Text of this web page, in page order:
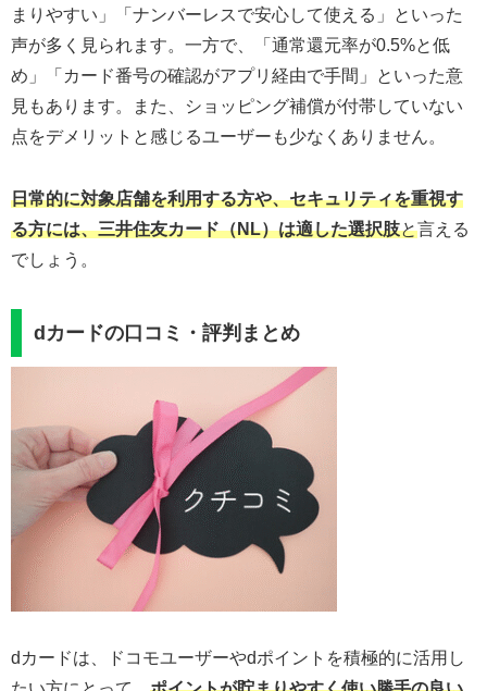
まりやすい」「ナンバーレスで安心して使える」といった
声が多く見られます。一方で、「通常還元率が0.5%と低
め」「カード番号の確認がアプリ経由で手間」といった意
見もあります。また、ショッピング補償が付帯していない
点をデメリットと感じるユーザーも少なくありません。
日常的に対象店舗を利用する方や、セキュリティを重視す
る方には、三井住友カード（NL）は適した選択肢と言える
でしょう。
dカードの口コミ・評判まとめ
dカードは、ドコモユーザーやdポイントを積極的に活用し